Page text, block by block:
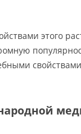
этого